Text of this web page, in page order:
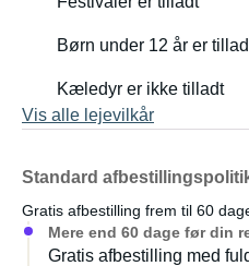
Børn under 12 år er
Kæledyr er ikke tilladt
Vis alle lejevilkår
Standard
Gratis afbestilling frem til 60
Mere end 60 dage før din
Gratis afbestilling med